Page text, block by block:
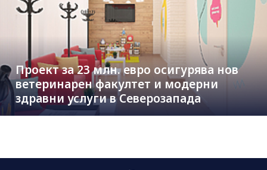
Проект за 23 млн. евро осигурява нов
ветеринарен факултет и модерни
здравни услуги в Северозапада